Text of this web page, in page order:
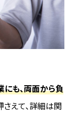
も、両面から負
えて、詳細は関